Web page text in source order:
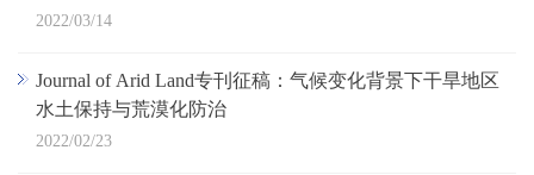
2022/03/14
Journal of Arid Land专刊征稿：气候变化背景下干旱地区
水土保持与荒漠化防治
2022/02/23